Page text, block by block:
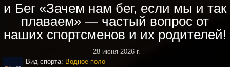
и Бег «Зачем нам бег, если мы и так
плаваем» — частый вопрос от
наших спортсменов и их родителей!
28 июня 2026 г.
Вид спорта: Водное поло